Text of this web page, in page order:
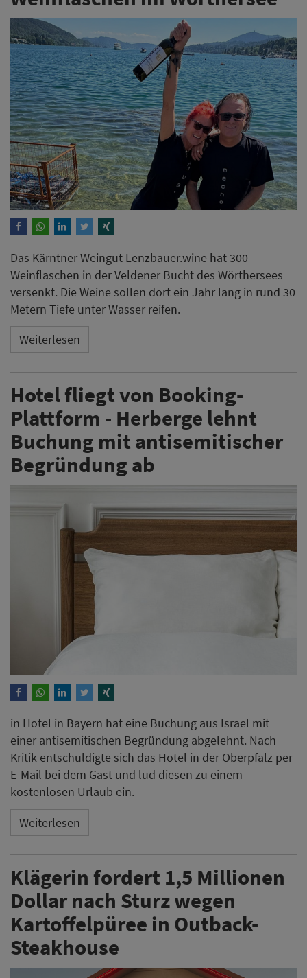
Das Kärntner Weingut Lenzbauer.wine hat 300
Weinflaschen in der Veldener Bucht des Wörthersees
versenkt. Die Weine sollen dort ein Jahr lang in rund 30
Metern Tiefe unter Wasser reifen.
Weiterlesen
Hotel fliegt von Booking-
Plattform - Herberge lehnt
Buchung mit antisemitischer
Begründung ab
in Hotel in Bayern hat eine Buchung aus Israel mit
einer antisemitischen Begründung abgelehnt. Nach
Kritik entschuldigte sich das Hotel in der Oberpfalz per
E-Mail bei dem Gast und lud diesen zu einem
kostenlosen Urlaub ein.
Weiterlesen
Klägerin fordert 1,5 Millionen
Dollar nach Sturz wegen
Kartoffelpüree in Outback-
Steakhouse